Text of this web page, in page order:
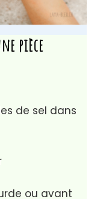
de sel dans
ou avant